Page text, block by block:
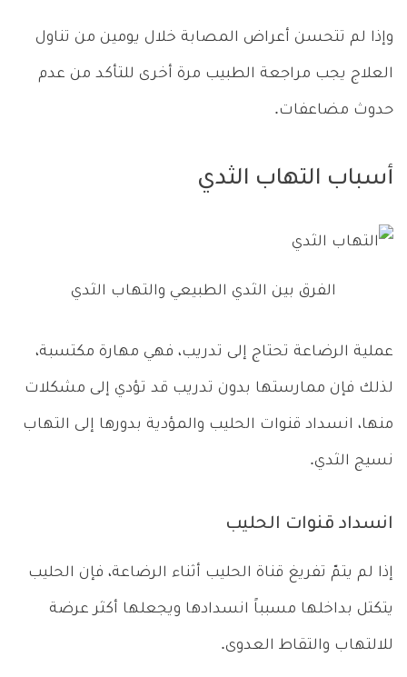
وإذا لم تتحسن أعراض المصابة خلال يومين من تناول
العلاج يجب مراجعة الطبيب مرة أخرى للتأكد من عدم
حدوث مضاعفات.
أسباب التهاب الثدي
الفرق بين الثدي الطبيعي والتهاب الثدي
عملية الرضاعة تحتاج إلى تدريب، فهي مهارة مكتسبة،
لذلك فإن ممارستها بدون تدريب قد تؤدي إلى مشكلات
منها، انسداد قنوات الحليب والمؤدية بدورها إلى التهاب
نسيج الثدي.
انسداد قنوات الحليب
إذا لم يتمّ تفريغ قناة الحليب أثناء الرضاعة، فإن الحليب
يتكتل بداخلها مسبباً انسدادها ويجعلها أكثر عرضة
للالتهاب والتقاط العدوى.